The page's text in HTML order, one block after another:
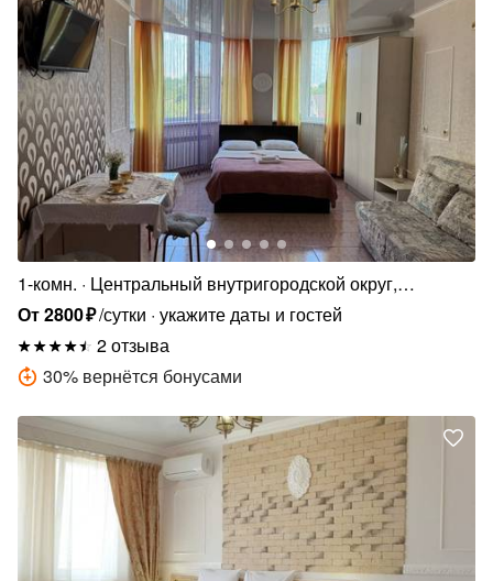
1-комн.
Центральный внутригородской округ,
микрорайон Центральный, Карасунская улица,
184
От2800₽/сутки укажите даты и гостей
2 отзыва
30% вернётся бонусами